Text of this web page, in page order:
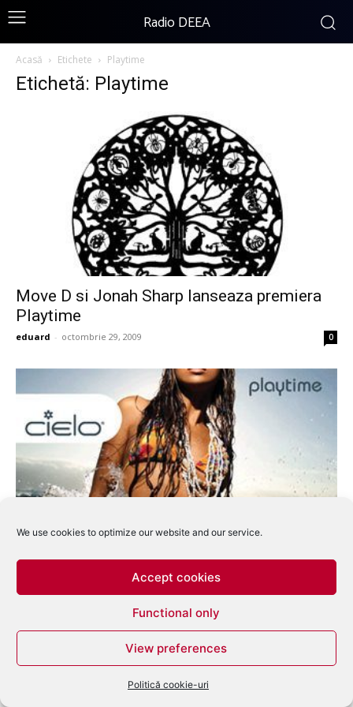
We use cookies to optimize our website and our service.
Accept cookies
Functional only
View preferences
Politică cookie-uri
Radio DEEA
Acasă Etichete Playtime
Etichetă: Playtime
Move D si Jonah Sharp lanseaza premiera
Playtime
eduard - octombrie 29, 2009 0
eduard - aprilie 28, 2009 0